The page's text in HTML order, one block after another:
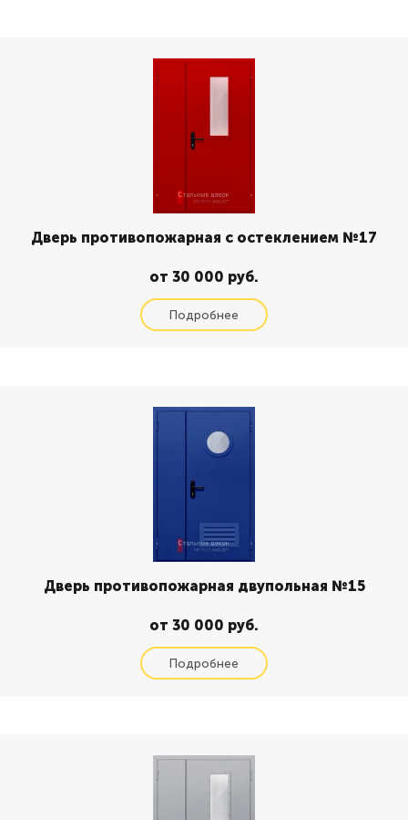
Дверь противопожарная с остеклением №17
от 30 000 руб.
Дверь противопожарная двупольная №15
от 30 000 руб.